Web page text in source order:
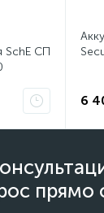
SchE СП
6
прямо